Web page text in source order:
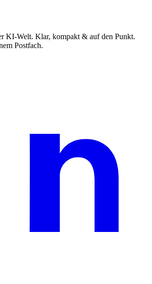
KI-Welt. Klar, kompakt & auf den Punkt.
Postfach.